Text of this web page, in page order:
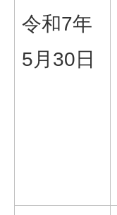
令和7年
5月30日